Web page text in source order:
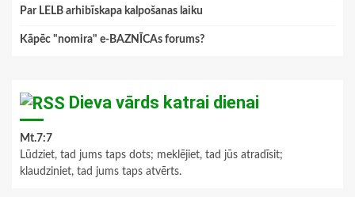
Par LELB arhibīskapa kalpošanas laiku
Kāpēc "nomira" e-BAZNĪCAs forums?
Dieva vārds katrai dienai
Mt.7:7
Lūdziet, tad jums taps dots; meklējiet, tad jūs atradīsit;
klaudziniet, tad jums taps atvērts.